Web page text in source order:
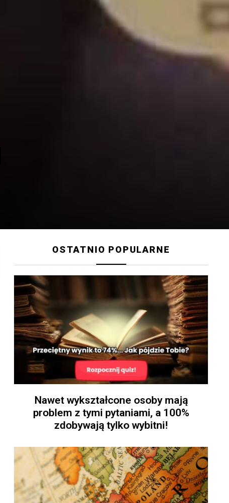
OSTATNIO POPULARNE
Nawet wykształcone osoby mają
problem z tymi pytaniami, a 100%
zdobywają tylko wybitni!